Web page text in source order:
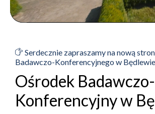
Serdecznie zapraszamy na nową
Badawczo-Konferencyjnego w Będlewie
Ośrodek Badawczo-
Konferencyjny w